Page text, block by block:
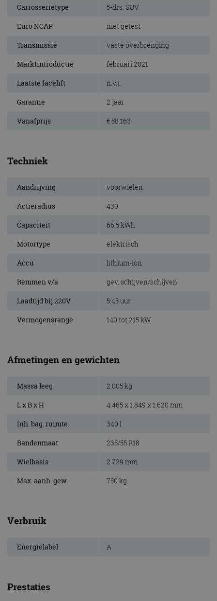
Carrosserietype 5-drs. SUV
Euro NCAP niet getest
Transmissie vaste overbrenging
Marktintroductie februari 2021
Laatste facelift n.v.t.
Garantie 2 jaar
Vanafprijs € 58.163
Techniek
Aandrijving voorwielen
Actieradius 430
Capaciteit 66,5 kWh
Motortype elektrisch
Accu lithium-ion
Remmen v/a gev. schijven/schijven
Laadtijd bij 220V 5:45 uur
Vermogensrange 140 tot 215 kW
Afmetingen en gewichten
Massa leeg 2.005 kg
L x B x H 4.465 x 1.849 x 1.620 mm
Inh. bag. ruimte. 340 l
Bandenmaat 235/55 R18
Wielbasis 2.729 mm
Max. aanh. gew. 750 kg
Verbruik
Energielabel A
Prestaties